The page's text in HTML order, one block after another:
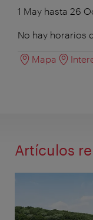
1 May hasta 26
No hay horarios
Mapa
Artículos